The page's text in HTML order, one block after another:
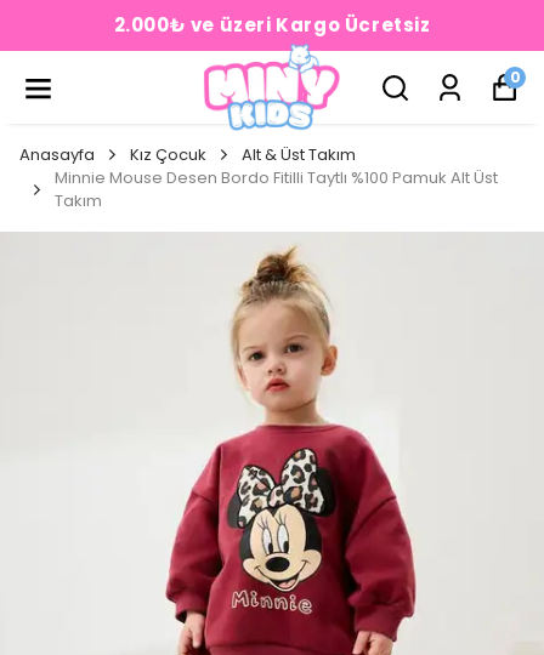
2.000₺ ve üzeri Kargo Ücretsiz
0
Anasayfa Kız Çocuk
Alt & Üst Takım
Minnie Mouse Desen Bordo Fitilli Taytlı %100 Pamuk Alt Üst
Takım